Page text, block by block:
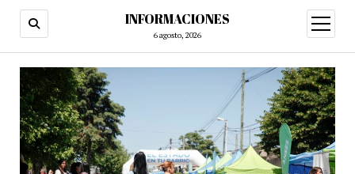
INFORMACIONES
6 agosto, 2026
abrir
menú